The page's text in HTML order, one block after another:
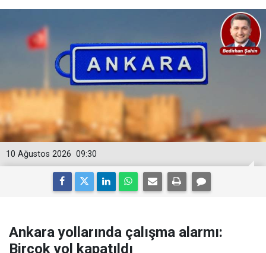
09:30
10 Ağustos 2026
Ankara yollarında çalışma alarmı:
Birçok yol kapatıldı